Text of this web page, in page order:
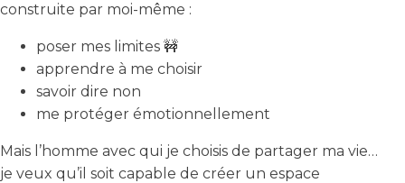
construite par moi-même :
poser mes limites 🚧
apprendre à me choisir
savoir dire non
me protéger émotionnellement
Mais l’homme avec qui je choisis de partager ma vie…
je veux qu’il soit capable de créer un espace